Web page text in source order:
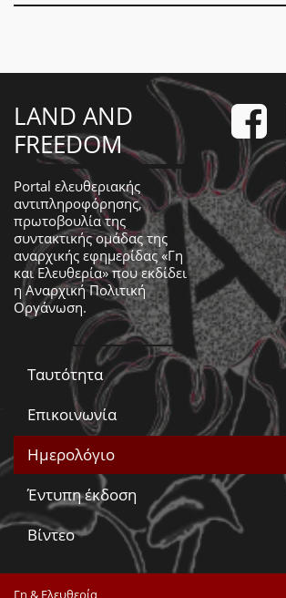
LAND AND
FREEDOM
Portal ελευθεριακής
αντιπληροφόρησης,
πρωτοβουλία της
συντακτικής ομάδας της
αναρχικής εφημερίδας «Γη
και Ελευθερία» που εκδίδει
ηΑναρχική Πολιτική
Οργάνωση.
Ταυτότητα
Επικοινωνία
Ημερολόγιο
Έντυπη έκδοση
Βίντεο
Γη & Ελευθερία